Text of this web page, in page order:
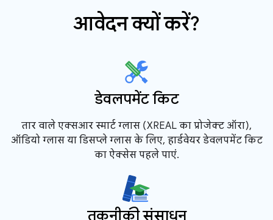
आवेदन क्यों करें?
डेवलपमेंट किट
तार वाले एक्सआर स्मार्ट ग्लास (XREAL का प्रोजेक्ट ऑरा),
ऑडियो ग्लास या डिसप्ले ग्लास के लिए, हार्डवेयर डेवलपमेंट किट
का ऐक्सेस पहले पाएं.
तकनीकी संसाधन